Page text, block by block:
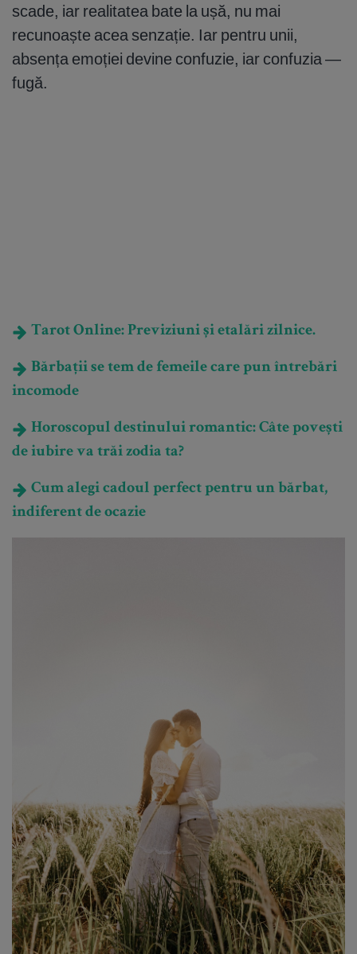
scade, iar realitatea bate la ușă, nu mai
recunoaște acea senzație. Iar pentru unii,
absența emoției devine confuzie, iar confuzia —
fugă.
Tarot Online: Previziuni și etalări zilnice.
Bărbații se tem de femeile care pun întrebări
incomode
Horoscopul destinului romantic: Câte povești
de iubire va trăi zodia ta?
Cum alegi cadoul perfect pentru un bărbat,
indiferent de ocazie